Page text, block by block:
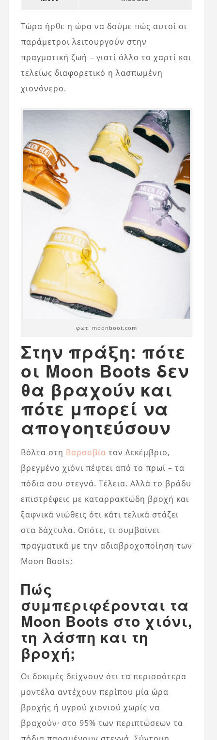
Τώρα ήρθε η ώρα να δούμε πώς αυτοί οι
παράμετροι λειτουργούν στην
πραγματική ζωή – γιατί άλλο το χαρτί και
τελείως διαφορετικό η λασπωμένη
χιονόνερο.
φωτ. moonboot.com
Στην πράξη: πότε
οι Moon Boots δεν
θα βραχούν και
πότε μπορεί να
απογοητεύσουν
Βόλτα στη Βαρσοβία τον Δεκέμβριο,
βρεγμένο χιόνι πέφτει από το πρωί – τα
πόδια σου στεγνά. Τέλεια. Αλλά το βράδυ
επιστρέφεις με καταρρακτώδη βροχή και
ξαφνικά νιώθεις ότι κάτι τελικά στάζει
στα δάχτυλα. Οπότε, τι συμβαίνει
πραγματικά με την αδιαβροχοποίηση των
Moon Boots;
Πώς
συμπεριφέρονται τα
Moon Boots στο χιόνι,
τη λάσπη και τη
βροχή;
Οι δοκιμές δείχνουν ότι τα περισσότερα
μοντέλα αντέχουν περίπου μία ώρα
βροχής ή υγρού χιονιού χωρίς να
βραχούν· στο 95% των περιπτώσεων τα